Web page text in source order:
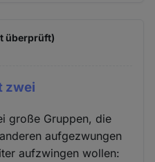
überprüft)
zwei
große Gruppen, die
aufgezwungen
aufzwingen wollen: